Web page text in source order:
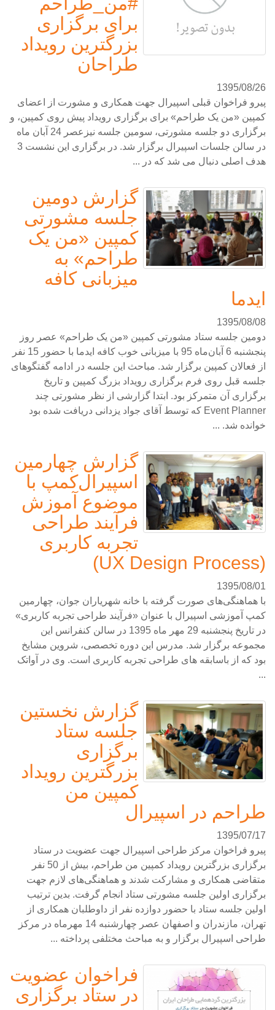
برای برگزاری
بزرگترین رویداد
طراحان
1395/08/26
پیرو فراخوان قبلی اسپیرال جهت همکاری و مشورت از اعضای
کمپین «من یک طراحم» برای برگزاری رویداد پیش روی کمپین، و
برگزاری دو جلسه مشورتی، سومین جلسه نیزعصر 24 آبان ماه
در سالن جلسات اسپیرال برگزار شد. در برگزاری این نشست 3
هدف اصلی دنبال می شد که در ...
گزارش دومین
جلسه مشورتی
کمپین «من یک
طراحم» به
میزبانی کافه
ایدما
1395/08/08
دومین جلسه ستاد مشورتی کمپین «من یک طراحم» عصر روز
پنجشنبه 6 آبان‌ماه 95 با میزبانی خوب کافه ایدما با حضور 15 نفر
از فعالان کمپین برگزار شد. مباحث این جلسه در ادامه گفتگوهای
جلسه قبل روی فرم برگزاری رویداد بزرگ کمپین و تاریخ
برگزاری آن متمرکز بود. ابتدا گزارشی از نظر مشورتی چند
Event Planner که توسط آقای جواد یزدانی دریافت شده بود
خوانده شد. ...
گزارش چهارمین
اسپیرال‌کمپ با
موضوع آموزش
فرآیند طراحی
تجربه کاربری
(UX Design Process)
1395/08/01
با هماهنگی‌های صورت گرفته با خانه شهریاران جوان، چهارمین
کمپ آموزشی اسپیرال با عنوان «فرآیند طراحی تجربه کاربری»
در تاریخ پنجشنبه 29 مهر ماه 1395 در سالن کنفرانس این
مجموعه برگزار شد. مدرس این دوره تخصصی، شروین مشایخ
بود که از باسابقه های طراحی تجربه کاربری است. وی در آواتک
...
گزارش نخستین
جلسه ستاد
برگزاری
بزرگترین رویداد
کمپین من
طراحم در اسپیرال
1395/07/17
پیرو فراخوان مرکز طراحی اسپیرال جهت عضویت در ستاد
برگزاری بزرگترین رویداد کمپین من طراحم، بیش از 50 نفر
متقاضی همکاری و مشارکت شدند و هماهنگی‌های لازم جهت
برگزاری اولین جلسه مشورتی ستاد انجام گرفت. بدین ترتیب
اولین جلسه ستاد با حضور دوازده نفر از داوطلبان همکاری از
تهران، مازندران و اصفهان عصر چهارشنبه 14 مهرماه در مرکز
طراحی اسپیرال برگزار و به مباحث مختلفی پرداخته ...
فراخوان عضویت
در ستاد برگزاری